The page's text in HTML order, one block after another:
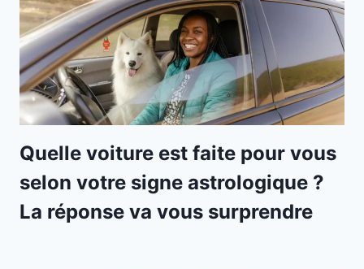
Quelle voiture est faite pour vous
selon votre signe astrologique ?
La réponse va vous surprendre